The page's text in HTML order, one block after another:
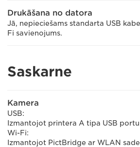
Drukāšana no datora
Jā, nepieciešams standarta USB
Fi savienojums.
Saskarne
Kamera
USB:
Izmantojot printera A tipa USB portu
Wi-Fi:
Izmantojot PictBridge ar WLAN